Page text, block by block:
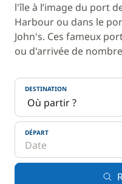
l'île à l’image du port
Harbour ou dans le
John's. Ces fameux
ou d'arrivée de
DESTINATION
DÉPART